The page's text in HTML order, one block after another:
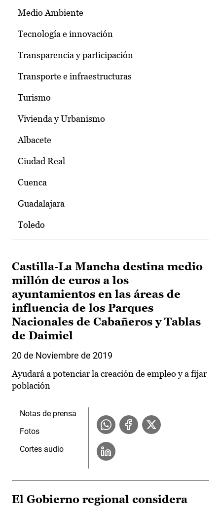
Medio Ambiente
Tecnología e innovación
Transparencia y participación
Transporte e infraestructuras
Turismo
Vivienda y Urbanismo
Albacete
Ciudad Real
Cuenca
Guadalajara
Toledo
Castilla-La Mancha destina medio
millón de euros a los
ayuntamientos en las áreas de
influencia de los Parques
Nacionales de Cabañeros y Tablas
de Daimiel
20 de Noviembre de 2019
Ayudará a potenciar la creación de empleo y a fijar
población
Notas de prensa
Fotos
Cortes audio
El Gobierno regional considera